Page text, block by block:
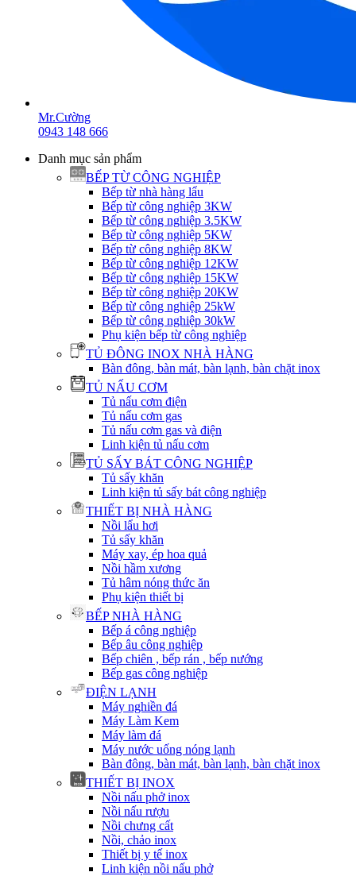
Mr.Cường
0943 148 666
Danh mục sản phẩm
BẾP TỪ CÔNG NGHIỆP
Bếp từ nhà hàng lẩu
Bếp từ công nghiệp 3KW
Bếp từ công nghiệp 3.5KW
Bếp từ công nghiệp 5KW
Bếp từ công nghiệp 8KW
Bếp từ công nghiệp 12KW
Bếp từ công nghiệp 15KW
Bếp từ công nghiệp 20KW
Bếp từ công nghiệp 25kW
Bếp từ công nghiệp 30kW
Phụ kiện bếp từ công nghiệp
TỦ ĐÔNG INOX NHÀ HÀNG
Bàn đông, bàn mát, bàn lạnh, bàn chặt inox
TỦ NẤU CƠM
Tủ nấu cơm điện
Tủ nấu cơm gas
Tủ nấu cơm gas và điện
Linh kiện tủ nấu cơm
TỦ SẤY BÁT CÔNG NGHIỆP
Tủ sấy khăn
Linh kiện tủ sấy bát công nghiệp
THIẾT BỊ NHÀ HÀNG
Nồi lẩu hơi
Tủ sấy khăn
Máy xay, ép hoa quả
Nồi hầm xương
Tủ hâm nóng thức ăn
Phụ kiện thiết bị
BẾP NHÀ HÀNG
Bếp á công nghiệp
Bếp âu công nghiệp
Bếp chiên , bếp rán , bếp nướng
Bếp gas công nghiệp
ĐIỆN LẠNH
Máy nghiền đá
Máy Làm Kem
Máy làm đá
Máy nước uống nóng lạnh
Bàn đông, bàn mát, bàn lạnh, bàn chặt inox
THIẾT BỊ INOX
Nồi nấu phở inox
Nồi nấu rượu
Nồi chưng cất
Nồi, chảo inox
Thiết bị y tế inox
Linh kiện nồi nấu phở